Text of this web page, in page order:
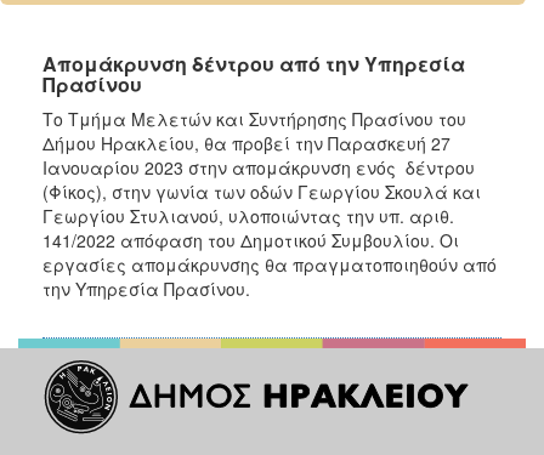
2022
2021
2020
2019
2018
2017
2016
2013
2012
2011
Απομάκρυνση δέντρου από την Υπηρεσία
Πρασίνου
Το Τμήμα Μελετών και Συντήρησης Πρασίνου του
Δήμου Ηρακλείου, θα προβεί την Παρασκευή 27
Ιανουαρίου 2023 στην απομάκρυνση ενός δέντρου
(Φίκος), στην γωνία των οδών Γεωργίου Σκουλά και
Γεωργίου Στυλιανού, υλοποιώντας την υπ. αριθ.
141/2022 απόφαση του Δημοτικού Συμβουλίου. Οι
εργασίες απομάκρυνσης θα πραγματοποιηθούν από
την Υπηρεσία Πρασίνου.